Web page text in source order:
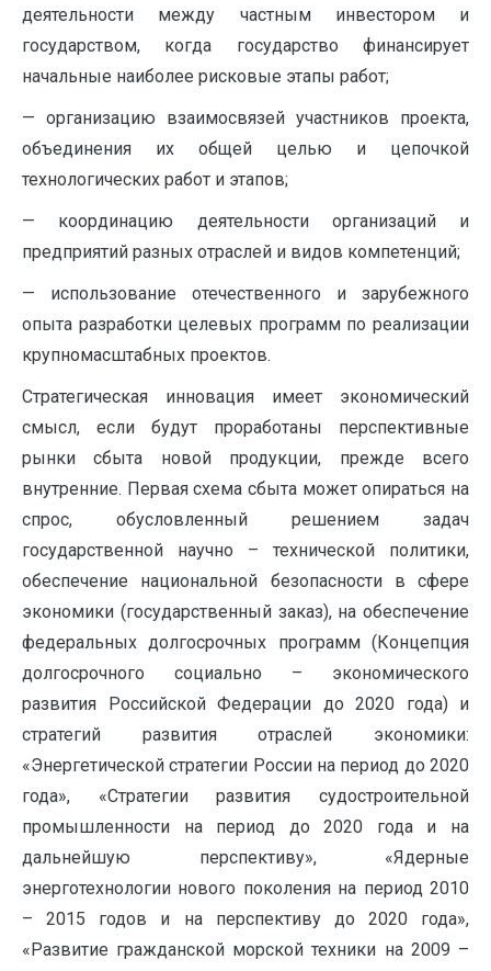
деятельности между частным инвестором и
государством, когда государство финансирует
начальные наиболее рисковые этапы работ;
— организацию взаимосвязей участников проекта,
объединения их общей целью и цепочкой
технологических работ и этапов;
— координацию деятельности организаций и
предприятий разных отраслей и видов компетенций;
— использование отечественного и зарубежного
опыта разработки целевых программ по реализации
крупномасштабных проектов.
Стратегическая инновация имеет экономический
смысл, если будут проработаны перспективные
рынки сбыта новой продукции, прежде всего
внутренние. Первая схема сбыта может опираться на
спрос, обусловленный решением задач
государственной научно – технической политики,
обеспечение национальной безопасности в сфере
экономики (государственный заказ), на обеспечение
федеральных долгосрочных программ (Концепция
долгосрочного социально – экономического
развития Российской Федерации до 2020 года) и
стратегий развития отраслей экономики:
«Энергетической стратегии России на период до 2020
года», «Стратегии развития судостроительной
промышленности на период до 2020 года и на
дальнейшую перспективу», «Ядерные
энерготехнологии нового поколения на период 2010
– 2015 годов и на перспективу до 2020 года»,
«Развитие гражданской морской техники на 2009 –